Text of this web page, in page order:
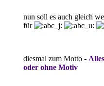
nun soll es auch gleich
für
diesmal zum Motto -
oder ohne Motiv